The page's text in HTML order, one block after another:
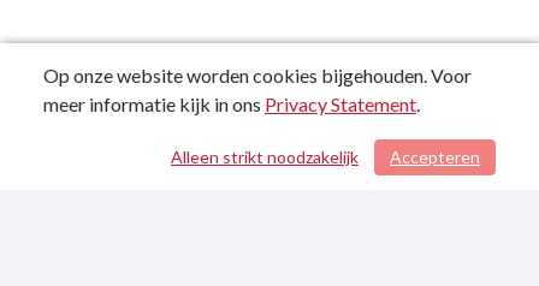
/ 79
Op onze website worden cookies bijgehouden. Voor
meer informatie kijk in ons Privacy Statement.
Accepteren
Alleen strikt noodzakelijk